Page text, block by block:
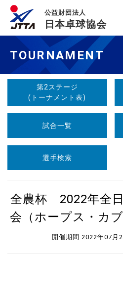
公益財団法人
日本卓球協会
TOURNAMENT
第2ステージ
(トーナメント表)
試合一覧
選手検索
全農杯 2022年全
会（ホープス・カ
開催期間 2022年07月